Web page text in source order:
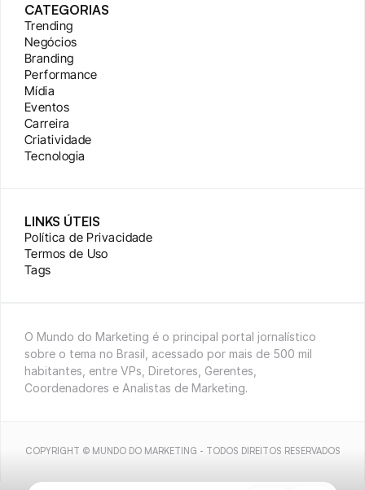
CATEGORIAS
Trending
Negócios
Branding
Performance
Mídia
Eventos
Carreira
Criatividade
Tecnologia
LINKS ÚTEIS
Política de Privacidade
Termos de Uso
Tags
O Mundo do Marketing é o principal portal jornalístico
sobre o tema no Brasil, acessado por mais de 500 mil
habitantes, entre VPs, Diretores, Gerentes,
Coordenadores e Analistas de Marketing.
COPYRIGHT © MUNDO DO MARKETING - TODOS DIREITOS RESERVADOS